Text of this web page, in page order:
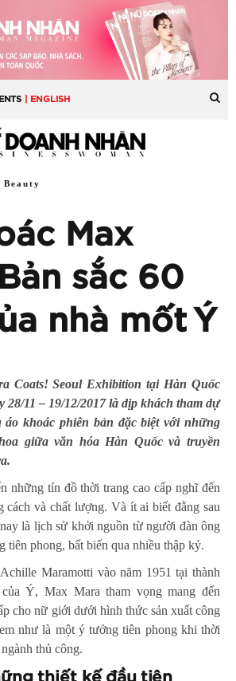
| ENGLISH
Beauty
Max
sắc 60
nhà mốt Ý
Coats! Seoul Exhibition tại Hàn Quốc
28/11 – 19/12/2017 là dịp khách tham dự
áo khoác phiên bản đặc biệt với những
giữa văn hóa Hàn Quốc và truyền
những tín đồ thời trang cao cấp nghĩ đến
cách và chất lượng. Và ít ai biết đằng sau
là lịch sử khởi nguồn từ người đàn ông
tiên phong, bất biến qua nhiều thập kỷ.
Maramotti vào năm 1951 tại thành
Ý, Max Mara tham vọng mang đến
cho nữ giới dưới hình thức sản xuất công
như là một ý tưởng tiên phong khi thời
thủ công.
thiết kế đầu tiên